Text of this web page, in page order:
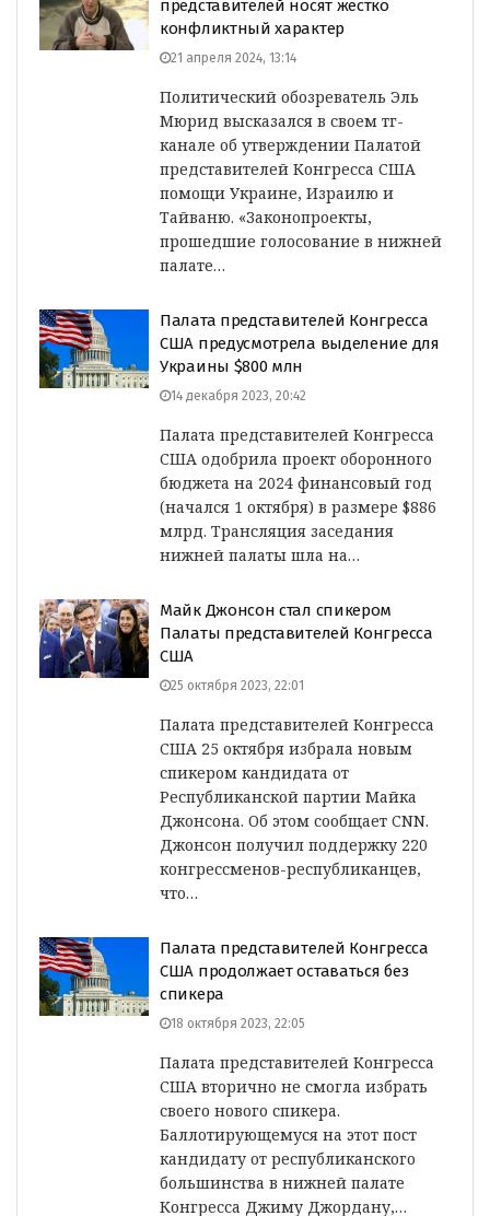
представителей носят жестко
конфликтный характер
21 апреля 2024, 13:14
Политический обозреватель Эль
Мюрид высказался в своем тг-
канале об утверждении Палатой
представителей Конгресса США
помощи Украине, Израилю и
Тайваню. «Законопроекты,
прошедшие голосование в нижней
палате…
Палата представителей Конгресса
США предусмотрела выделение для
Украины $800 млн
14 декабря 2023, 20:42
Палата представителей Конгресса
США одобрила проект оборонного
бюджета на 2024 финансовый год
(начался 1 октября) в размере $886
млрд. Трансляция заседания
нижней палаты шла на…
Майк Джонсон стал спикером
Палаты представителей Конгресса
США
25 октября 2023, 22:01
Палата представителей Конгресса
США 25 октября избрала новым
спикером кандидата от
Республиканской партии Майка
Джонсона. Об этом сообщает CNN.
Джонсон получил поддержку 220
конгрессменов-республиканцев,
что…
Палата представителей Конгресса
США продолжает оставаться без
спикера
18 октября 2023, 22:05
Палата представителей Конгресса
США вторично не смогла избрать
своего нового спикера.
Баллотирующемуся на этот пост
кандидату от республиканского
большинства в нижней палате
Конгресса Джиму Джордану,…